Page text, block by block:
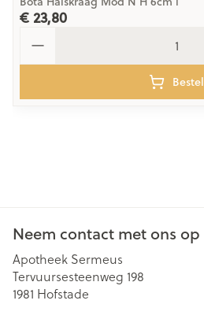
€ 23,80
Bestel
Neem contact met ons op
Apotheek Sermeus
Tervuursesteenweg 198
1981 Hofstade